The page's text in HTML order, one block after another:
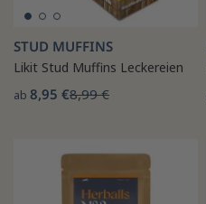
STUD MUFFINS
Likit Stud Muffins Leckereien
ab 8,95 €8,99 €